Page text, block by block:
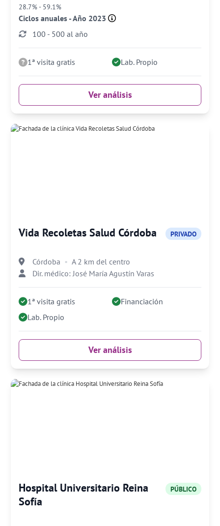
28.7% - 59.1%
Ciclos anuales - Año 2023
100 - 500 al año
1ª visita gratis Lab. Propio
Ver análisis
Vida Recoletas Salud Córdoba PRIVADO
Córdoba
A 2 km del centro
Dir. médico: José María Agustín Varas
1ª visita gratis
Financiación
Lab. Propio
Ver análisis
Hospital Universitario Reina
Sofía
PÚBLICO